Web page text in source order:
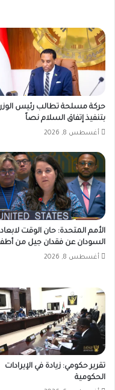
حركة مسلحة تطالب رئيس
بتنفيذ إتفاق السلام نصاً
أغسطس 8, 2026
الأمم المتحدة: حان الوقت لابعاد
السودان عن فقدان جيل من
أغسطس 8, 2026
تقرير حكومي: زيادة في الإيرادات
الحكومية